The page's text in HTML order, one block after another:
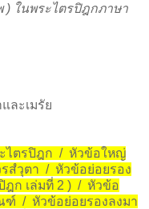
) ในพระไตรปิฎกภาษา
ละเมรัย
ะไตรปิฎก / หัวข้อใหญ่
สํวุตา / หัวข้อย่อยรอง
ฎก เล่มที่ 2 ) / หัวข้อ
ฑ์ / หัวข้อย่อยรองลงมา